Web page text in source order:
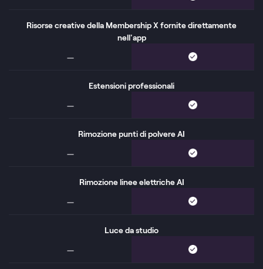
Risorse creative della Membership X fornite direttamente
nell'app
Estensioni professionali
Rimozione punti di polvere AI
Rimozione linee elettriche AI
Luce da studio